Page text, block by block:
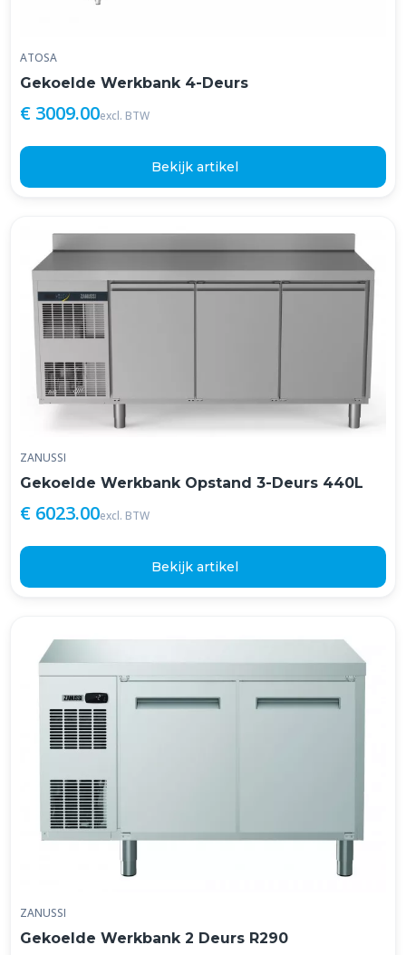
ATOSA
Gekoelde Werkbank 4-Deurs
€ 3009.00excl. BTW
Bekijk artikel
ZANUSSI
Gekoelde Werkbank Opstand 3-Deurs 440L
€ 6023.00excl. BTW
Bekijk artikel
ZANUSSI
Gekoelde Werkbank 2 Deurs R290